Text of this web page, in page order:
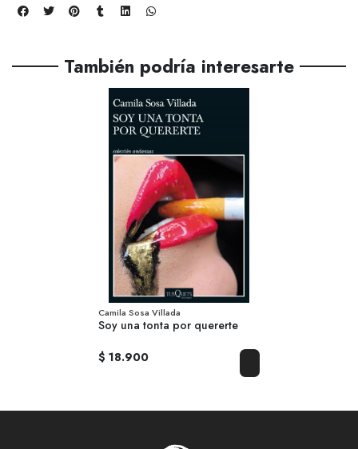
También podría interesarte
Camila Sosa Villada
Soy una tonta por quererte
$ 18.900